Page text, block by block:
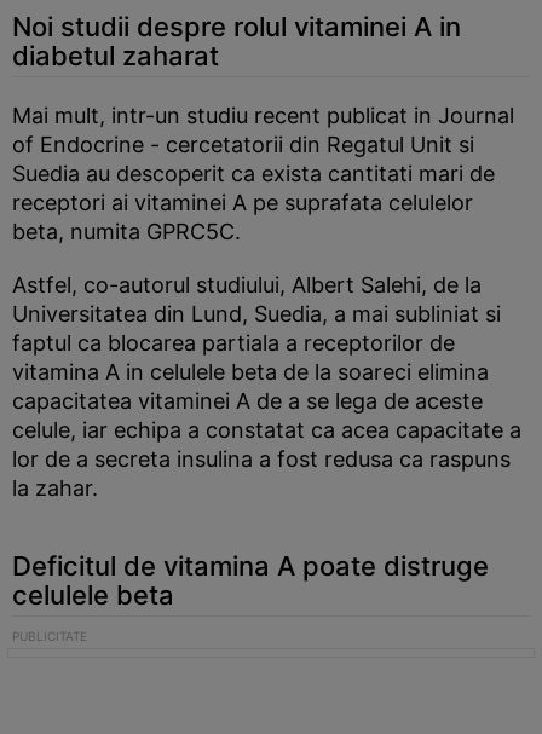
Noi studii despre rolul vitaminei A in
diabetul zaharat
Mai mult, intr-un studiu recent publicat in Journal
of Endocrine - cercetatorii din Regatul Unit si
Suedia au descoperit ca exista cantitati mari de
receptori ai vitaminei A pe suprafata celulelor
beta, numita GPRC5C.
Astfel, co-autorul studiului, Albert Salehi, de la
Universitatea din Lund, Suedia, a mai subliniat si
faptul ca blocarea partiala a receptorilor de
vitamina A in celulele beta de la soareci elimina
capacitatea vitaminei A de a se lega de aceste
celule, iar echipa a constatat ca acea capacitate a
lor de a secreta insulina a fost redusa ca raspuns
la zahar.
Deficitul de vitamina A poate distruge
celulele beta